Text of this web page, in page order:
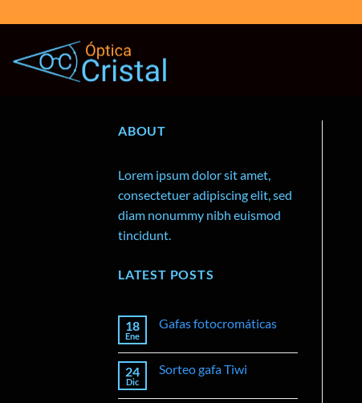
al
contenido
ABOUT
Lorem ipsum dolor sit amet,
consectetuer adipiscing elit, sed
diam nonummy nibh euismod
tincidunt.
LATEST POSTS
18
Ene
Gafas fotocromáticas
hay
en
24
Dic
Sorteo gafa Tiwi
hay